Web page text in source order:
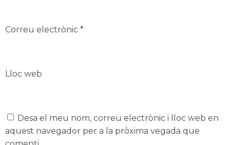
Correu electrònic *
Lloc web
Desa el meu nom, correu electrònic i lloc web en
aquest navegador per a la pròxima vegada que